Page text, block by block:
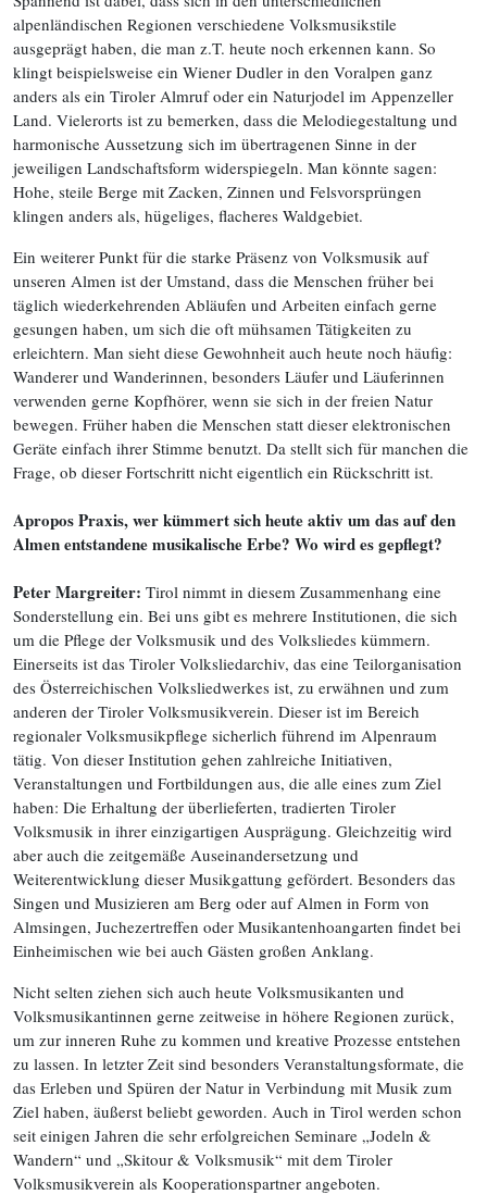
alpenländischen Regionen verschiedene Volksmusikstile
ausgeprägt haben, die man z.T. heute noch erkennen kann. So
klingt beispielsweise ein Wiener Dudler in den Voralpen ganz
anders als ein Tiroler Almruf oder ein Naturjodel im Appenzeller
Land. Vielerorts ist zu bemerken, dass die Melodiegestaltung und
harmonische Aussetzung sich im übertragenen Sinne in der
jeweiligen Landschaftsform widerspiegeln. Man könnte sagen:
Hohe, steile Berge mit Zacken, Zinnen und Felsvorsprüngen
klingen anders als, hügeliges, flacheres Waldgebiet.
Ein weiterer Punkt für die starke Präsenz von Volksmusik auf
unseren Almen ist der Umstand, dass die Menschen früher bei
täglich wiederkehrenden Abläufen und Arbeiten einfach gerne
gesungen haben, um sich die oft mühsamen Tätigkeiten zu
erleichtern. Man sieht diese Gewohnheit auch heute noch häufig:
Wanderer und Wanderinnen, besonders Läufer und Läuferinnen
verwenden gerne Kopfhörer, wenn sie sich in der freien Natur
bewegen. Früher haben die Menschen statt dieser elektronischen
Geräte einfach ihrer Stimme benutzt. Da stellt sich für manchen die
Frage, ob dieser Fortschritt nicht eigentlich ein Rückschritt ist.
Apropos Praxis, wer kümmert sich heute aktiv um das auf den
Almen entstandene musikalische Erbe? Wo wird es gepflegt?
Peter Margreiter: Tirol nimmt in diesem Zusammenhang eine
Sonderstellung ein. Bei uns gibt es mehrere Institutionen, die sich
um die Pflege der Volksmusik und des Volksliedes kümmern.
Einerseits ist das Tiroler Volksliedarchiv, das eine Teilorganisation
des Österreichischen Volksliedwerkes ist, zu erwähnen und zum
anderen der Tiroler Volksmusikverein. Dieser ist im Bereich
regionaler Volksmusikpflege sicherlich führend im Alpenraum
tätig. Von dieser Institution gehen zahlreiche Initiativen,
Veranstaltungen und Fortbildungen aus, die alle eines zum Ziel
haben: Die Erhaltung der überlieferten, tradierten Tiroler
Volksmusik in ihrer einzigartigen Ausprägung. Gleichzeitig wird
aber auch die zeitgemäße Auseinandersetzung und
Weiterentwicklung dieser Musikgattung gefördert. Besonders das
Singen und Musizieren am Berg oder auf Almen in Form von
Almsingen, Juchezertreffen oder Musikantenhoangarten findet bei
Einheimischen wie bei auch Gästen großen Anklang.
Nicht selten ziehen sich auch heute Volksmusikanten und
Volksmusikantinnen gerne zeitweise in höhere Regionen zurück,
um zur inneren Ruhe zu kommen und kreative Prozesse entstehen
zu lassen. In letzter Zeit sind besonders Veranstaltungsformate, die
das Erleben und Spüren der Natur in Verbindung mit Musik zum
Ziel haben, äußerst beliebt geworden. Auch in Tirol werden schon
seit einigen Jahren die sehr erfolgreichen Seminare „Jodeln &
Wandern“ und „Skitour & Volksmusik“ mit dem Tiroler
Volksmusikverein als Kooperationspartner angeboten.